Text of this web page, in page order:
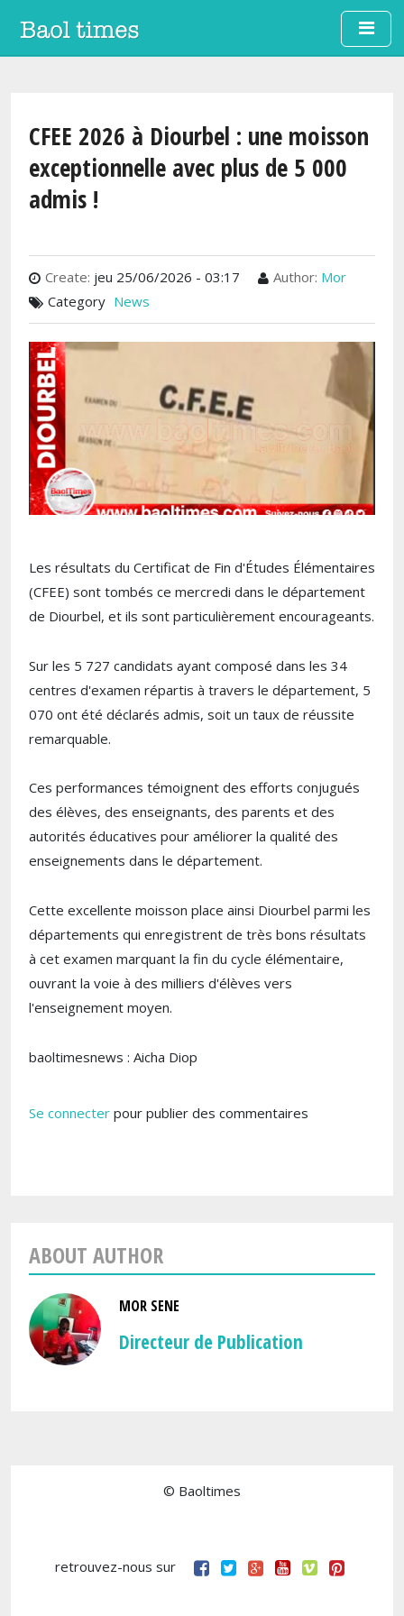
Aller au contenu principal
CFEE 2026 à Diourbel : une moisson
exceptionnelle avec plus de 5 000
admis !
Create: jeu 25/06/2026 - 03:17 Author: Mor
Category News
Les résultats du Certificat de Fin d'Études Élémentaires
(CFEE) sont tombés ce mercredi dans le département
de Diourbel, et ils sont particulièrement encourageants.
Sur les 5 727 candidats ayant composé dans les 34
centres d'examen répartis à travers le département, 5
070 ont été déclarés admis, soit un taux de réussite
remarquable.
Ces performances témoignent des efforts conjugués
des élèves, des enseignants, des parents et des
autorités éducatives pour améliorer la qualité des
enseignements dans le département.
Cette excellente moisson place ainsi Diourbel parmi les
départements qui enregistrent de très bons résultats
à cet examen marquant la fin du cycle élémentaire,
ouvrant la voie à des milliers d'élèves vers
l'enseignement moyen.
baoltimesnews : Aicha Diop
Se connecter pour publier des commentaires
ABOUT AUTHOR
MOR SENE
Directeur de Publication
© Baoltimes
retrouvez-nous sur